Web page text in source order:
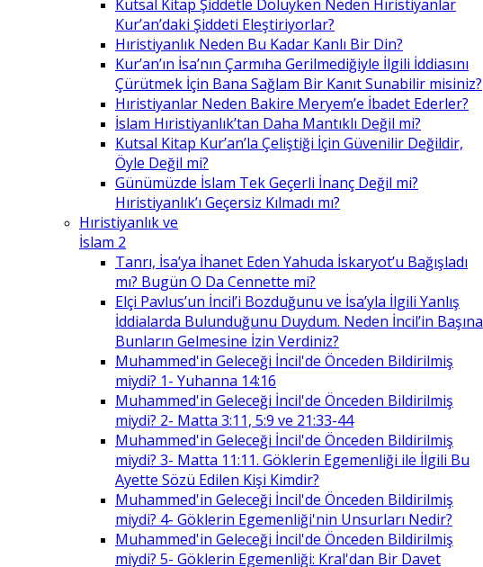
Kutsal Kitap Şiddetle Doluyken Neden Hıristiyanlar
Kur’an’daki Şiddeti Eleştiriyorlar?
Hıristiyanlık Neden Bu Kadar Kanlı Bir Din?
Kur’an’ın İsa’nın Çarmıha Gerilmediğiyle İlgili İddiasını
Çürütmek İçin Bana Sağlam Bir Kanıt Sunabilir misiniz?
Hıristiyanlar Neden Bakire Meryem’e İbadet Ederler?
İslam Hıristiyanlık’tan Daha Mantıklı Değil mi?
Kutsal Kitap Kur’an’la Çeliştiği İçin Güvenilir Değildir,
Öyle Değil mi?
Günümüzde İslam Tek Geçerli İnanç Değil mi?
Hıristiyanlık’ı Geçersiz Kılmadı mı?
Hıristiyanlık ve
İslam 2
Tanrı, İsa’ya İhanet Eden Yahuda İskaryot’u Bağışladı
mı? Bugün O Da Cennette mi?
Elçi Pavlus’un İncil’i Bozduğunu ve İsa’yla İlgili Yanlış
İddialarda Bulunduğunu Duydum. Neden İncil’in Başına
Bunların Gelmesine İzin Verdiniz?
Muhammed'in Geleceği İncil'de Önceden Bildirilmiş
miydi? 1- Yuhanna 14:16
Muhammed'in Geleceği İncil'de Önceden Bildirilmiş
miydi? 2- Matta 3:11, 5:9 ve 21:33-44
Muhammed'in Geleceği İncil'de Önceden Bildirilmiş
miydi? 3- Matta 11:11. Göklerin Egemenliği ile İlgili Bu
Ayette Sözü Edilen Kişi Kimdir?
Muhammed'in Geleceği İncil'de Önceden Bildirilmiş
miydi? 4- Göklerin Egemenliği'nin Unsurları Nedir?
Muhammed'in Geleceği İncil'de Önceden Bildirilmiş
miydi? 5- Göklerin Egemenliği: Kral'dan Bir Davet